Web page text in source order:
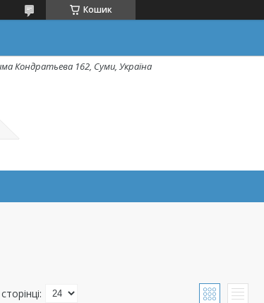
Кошик
Кондратьева 162, Суми, Україна